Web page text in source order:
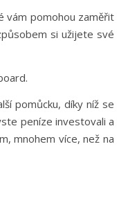
vám pomohou zaměřit
si užijete své
pomůcku, díky níž se
peníze investovali a
mnohem více, než na